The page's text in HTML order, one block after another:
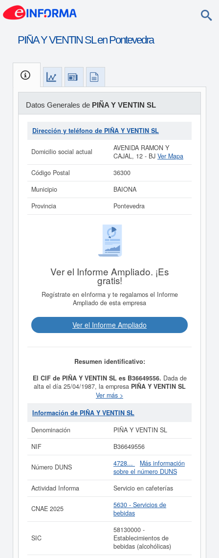
PIÑA Y VENTIN SL en Pontevedra
Datos Generales de PIÑA Y VENTIN SL
Dirección y teléfono de PIÑA Y VENTIN SL
Domicilio social actual
AVENIDA RAMON Y
CAJAL, 12 - BJ Ver Mapa
Código Postal
36300
Municipio
BAIONA
Provincia
Pontevedra
Ver el Informe Ampliado. ¡Es
gratis!
Regístrate en eInforma y te regalamos el Informe
Ampliado de esta empresa
Ver el Informe Ampliado
Resumen identificativo:
El CIF de PIÑA Y VENTIN SL es B36649556. Dada de
alta el día 25/04/1987, la empresa PIÑA Y VENTIN SL
tiene como propósito Cafés y bares. Su CNAE es 5630 -
Servicios de bebidas. Esta empresa está incluida dentro
de la categoría SIC 58130000. La última consulta de
total de 85 consultas. Si desea saber las subvenciones
puede consultarlo. Esta compañia sitúa su capital
apartado en el que está inscrita la empresaPIÑA Y
VENTIN SLen el Registro Mercantil es Pontevedra. Se
reflejan 29 actos en el BORME.
Si está interesado en conocer más datos de la empresa
acceder inmediatamente a
este Informe ampliado
de PIÑA Y VENTIN SL y
consultar los resultados de sus años de actividad, así
La última actualización del informe de empresa se ha
realizado el 31/07/2025.
Ver más >
Información de PIÑA Y VENTIN SL
Denominación
PIÑA Y VENTIN SL
NIF
B36649556
Número DUNS 4728...
Más información
sobre el número DUNS
Actividad Informa
Servicio en cafeterías
CNAE 2025
5630 - Servicios de
bebidas
SIC
58130000 -
Establecimientos de
bebidas (alcohólicas)